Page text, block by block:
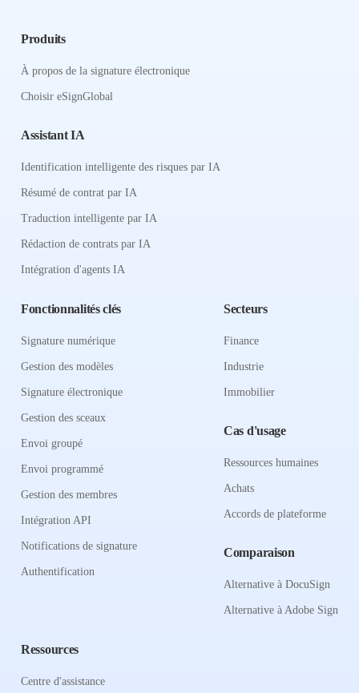
Produits
À propos de la signature électronique
Choisir eSignGlobal
Assistant IA
Identification intelligente des risques par IA
Résumé de contrat par IA
Traduction intelligente par IA
Rédaction de contrats par IA
Intégration d'agents IA
Fonctionnalités clés
Signature numérique
Gestion des modèles
Signature électronique
Gestion des sceaux
Envoi groupé
Envoi programmé
Gestion des membres
Intégration API
Notifications de signature
Authentification
Secteurs
Finance
Industrie
Immobilier
Cas d'usage
Ressources humaines
Achats
Accords de plateforme
Comparaison
Alternative à DocuSign
Alternative à Adobe Sign
Ressources
Centre d'assistance